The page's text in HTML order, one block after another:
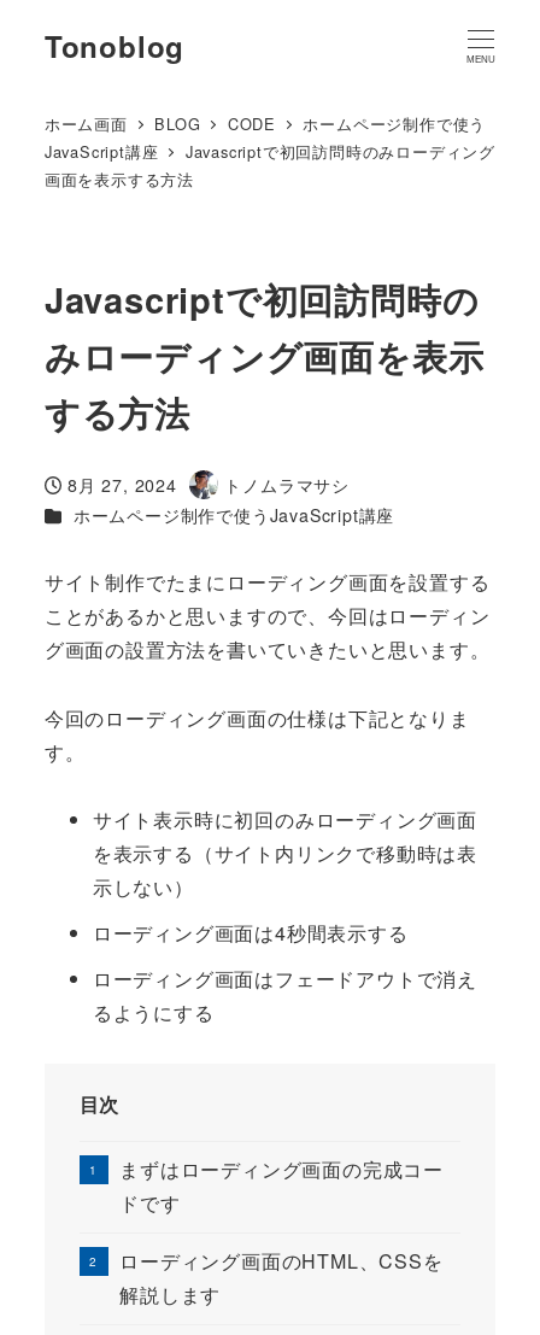
Tonoblog MENU
ホーム画面 BLOG CODE
ホームページ制作で使う
JavaScript講座
Javascriptで初回訪問時のみローディング
画面を表示する方法
Javascriptで初回訪問時の
みローディング画面を表示
する方法
投稿日
8月 27, 2024
著
者
トノムラマサシ
カテゴリー
ホームページ制作で使うJavaScript講座
サイト制作でたまにローディング画面を設置する
ことがあるかと思いますので、今回はローディン
グ画面の設置方法を書いていきたいと思います。
今回のローディング画面の仕様は下記となりま
す。
サイト表示時に初回のみローディング画面
を表示する（サイト内リンクで移動時は表
示しない）
ローディング画面は4秒間表示する
ローディング画面はフェードアウトで消え
るようにする
目次
まずはローディング画面の完成コー
ドです
ローディング画面のHTML、CSSを
解説します